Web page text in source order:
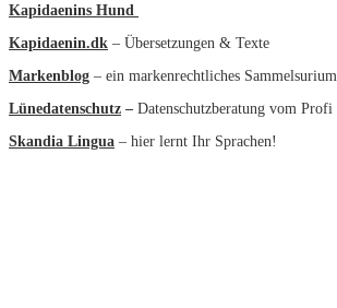
Kapidaenins Hund
Kapidaenin.dk – Übersetzungen & Texte
Markenblog – ein markenrechtliches Sammelsurium
Lünedatenschutz – Datenschutzberatung vom Profi
Skandia Lingua – hier lernt Ihr Sprachen!